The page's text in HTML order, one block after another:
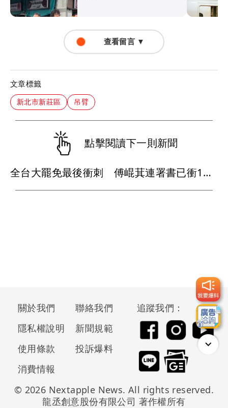
查看留言 ▼
文章標籤
新北市新莊區 吊臂
點擊閱讀下一則新聞
全台大罷免最後衝刺 傅崐萁連署書已衝1萬7千份
關於我們
聯絡我們
隱私權說明
新聞規範
使用條款
投訴爆料
消費情報
追蹤我們：
© 2026 Nextapple News. All rights reserved.
龍丞創意股份有限公司 著作權所有